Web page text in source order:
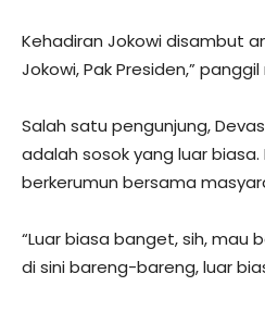
Kehadiran Jokowi disambut
Jokowi, Pak Presiden,”
Salah satu pengunjung,
adalah sosok yang luar
berkerumun bersama
“Luar biasa banget, sih, mau
di sini bareng-bareng, luar